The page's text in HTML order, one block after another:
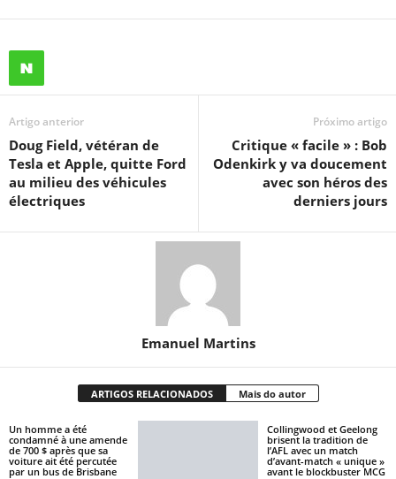
Artigo anterior
Doug Field, vétéran de
Tesla et Apple, quitte Ford
au milieu des véhicules
électriques
Próximo artigo
Critique « facile » : Bob
Odenkirk y va doucement
avec son héros des
derniers jours
Emanuel Martins
ARTIGOS RELACIONADOS Mais do autor
Un homme a été
condamné à une amende
de 700 $ après que sa
voiture ait été percutée
par un bus de Brisbane
Collingwood et Geelong
brisent la tradition de
l’AFL avec un match
d’avant-match « unique »
avant le blockbuster MCG